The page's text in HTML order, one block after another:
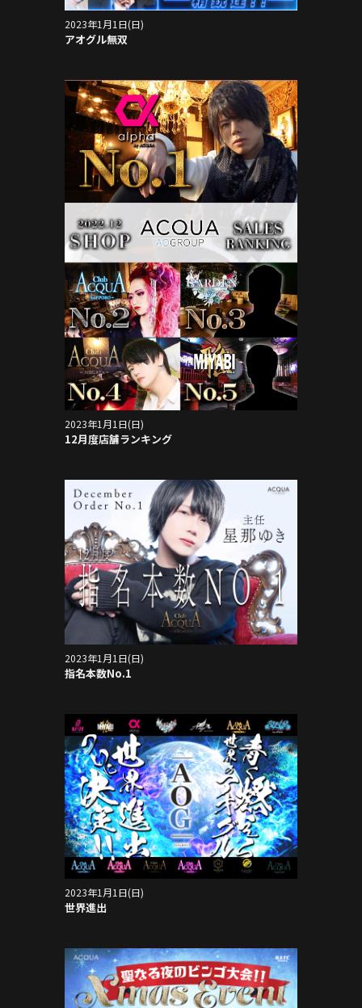
2023年1月1日(日)
アオグル無双
2023年1月1日(日)
12月度店舗ランキング
2023年1月1日(日)
指名本数No.1
2023年1月1日(日)
世界進出